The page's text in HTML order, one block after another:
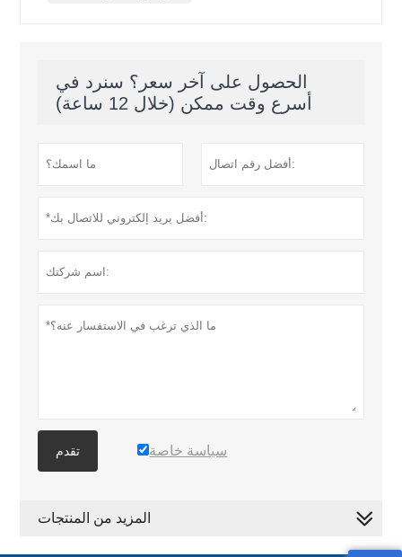
الحصول على آخر سعر؟ سنرد في
أسرع وقت ممكن (خلال 12 ساعة)
تقدم سياسة خاصة
المزيد من المنتجات